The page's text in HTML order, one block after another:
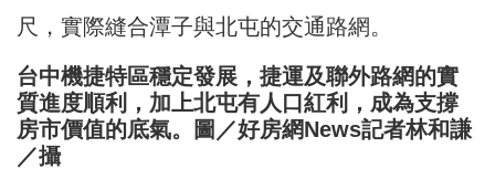
尺，實際縫合潭子與北屯的交通路網。
台中機捷特區穩定發展，捷運及聯外路網的實
質進度順利，加上北屯有人口紅利，成為支撐
房市價值的底氣。圖／好房網News記者林和謙
／攝